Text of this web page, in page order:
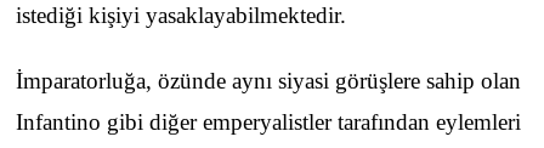
istediği kişiyi yasaklayabilmektedir.
İmparatorluğa, özünde aynı siyasi görüşlere sahip olan
Infantino gibi diğer emperyalistler tarafından eylemleri